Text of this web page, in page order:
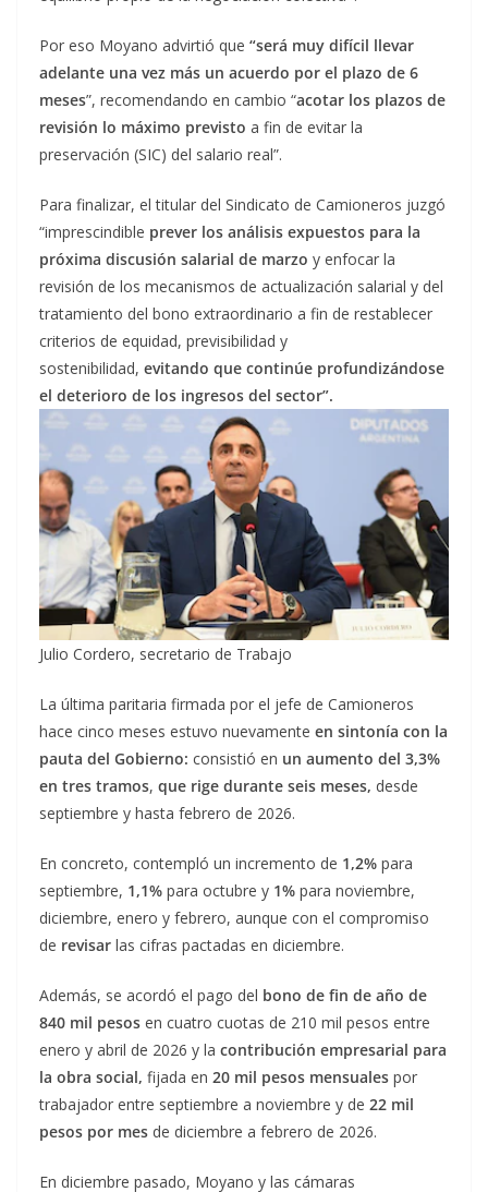
Por eso Moyano advirtió que “será muy difícil llevar
adelante una vez más un acuerdo por el plazo de 6
meses”, recomendando en cambio “acotar los plazos de
revisión lo máximo previsto a fin de evitar la
preservación (SIC) del salario real”.
Para finalizar, el titular del Sindicato de Camioneros juzgó
“imprescindible prever los análisis expuestos para la
próxima discusión salarial de marzo y enfocar la
revisión de los mecanismos de actualización salarial y del
tratamiento del bono extraordinario a fin de restablecer
criterios de equidad, previsibilidad y
sostenibilidad, evitando que continúe profundizándose
el deterioro de los ingresos del sector”.
Julio Cordero, secretario de Trabajo
La última paritaria firmada por el jefe de Camioneros
hace cinco meses estuvo nuevamente en sintonía con la
pauta del Gobierno: consistió en un aumento del 3,3%
en tres tramos, que rige durante seis meses, desde
septiembre y hasta febrero de 2026.
En concreto, contempló un incremento de 1,2% para
septiembre, 1,1% para octubre y 1% para noviembre,
diciembre, enero y febrero, aunque con el compromiso
de revisar las cifras pactadas en diciembre.
Además, se acordó el pago del bono de fin de año de
840 mil pesos en cuatro cuotas de 210 mil pesos entre
enero y abril de 2026 y la contribución empresarial para
la obra social, fijada en 20 mil pesos mensuales por
trabajador entre septiembre a noviembre y de 22 mil
pesos por mes de diciembre a febrero de 2026.
En diciembre pasado, Moyano y las cámaras